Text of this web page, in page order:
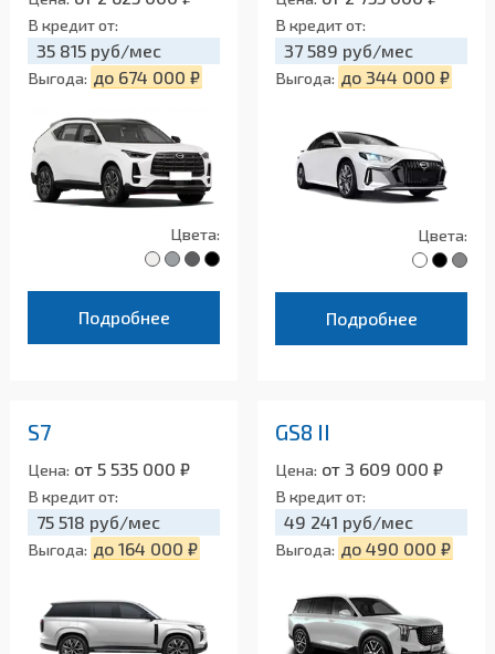
В кредит от:
35 815 руб/мес
Выгода: до 674 000 ₽
Цвета:
Подробнее
В кредит от:
37 589 руб/мес
Выгода: до 344 000 ₽
Цвета:
Подробнее
S7
Цена: от 5 535 000 ₽
В кредит от:
75 518 руб/мес
Выгода: до 164 000 ₽
GS8 II
Цена: от 3 609 000 ₽
В кредит от:
49 241 руб/мес
Выгода: до 490 000 ₽